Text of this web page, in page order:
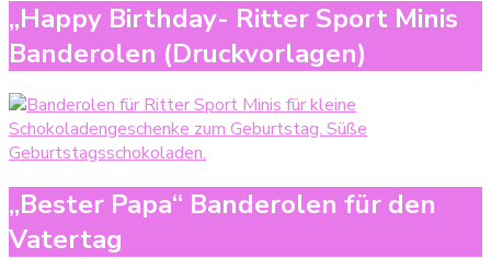
„Happy Birthday- Ritter Sport Minis
Banderolen (Druckvorlagen)
„Bester Papa“ Banderolen für den
Vatertag